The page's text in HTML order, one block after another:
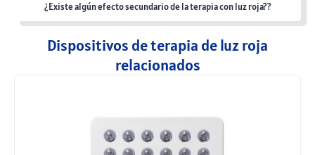
¿Existe algún efecto secundario de la terapia con luz roja??
Dispositivos de terapia de luz roja
relacionados